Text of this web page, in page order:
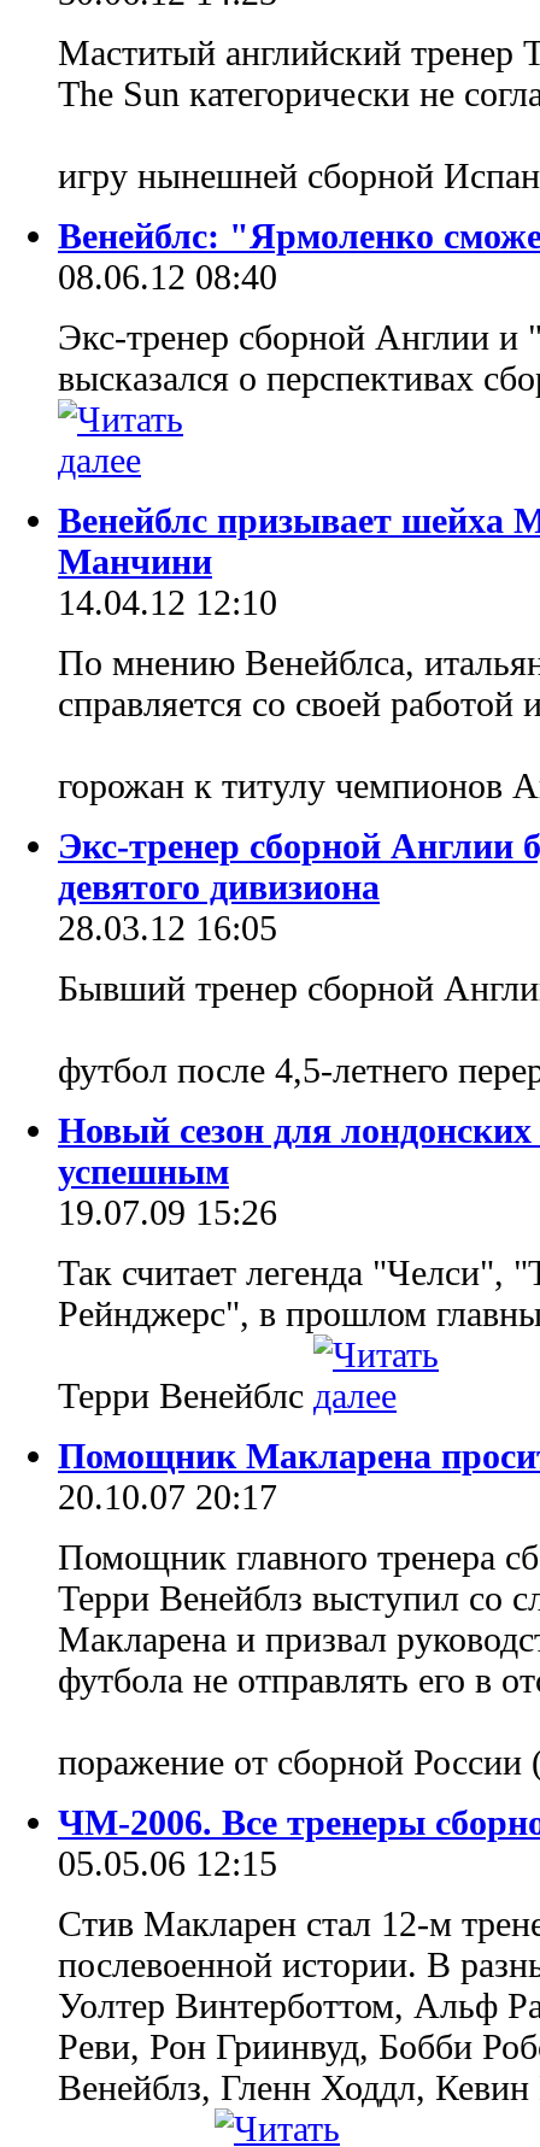
Маститый английский тренер
The Sun категорически не
игру нынешней сборной
Венейблс: "Ярмоленко
08.06.12 08:40
Экс-тренер сборной Англии и
высказался о перспективах
Венейблс призывает шейха
Манчини
14.04.12 12:10
По мнению Венейблса,
справляется со своей
горожан к титулу чемпионов
Экс-тренер сборной Англии
девятого дивизиона
28.03.12 16:05
Бывший тренер сборной
футбол после 4,5-летнего
Новый сезон для лондонских
успешным
19.07.09 15:26
Так считает легенда "Челси",
Рейнджерс", в прошлом
Терри Венейблс
Помощник Макларена
20.10.07 20:17
Помощник главного тренера
Терри Венейблз выступил со
Макларена и призвал
футбола не отправлять его в
поражение от сборной
ЧМ-2006. Все тренеры
05.05.06 12:15
Стив Макларен стал 12-м
послевоенной истории. В
Уолтер Винтерботтом, Альф
Реви, Рон Гриинвуд, Бобби
Венейблз, Гленн Ходдл,